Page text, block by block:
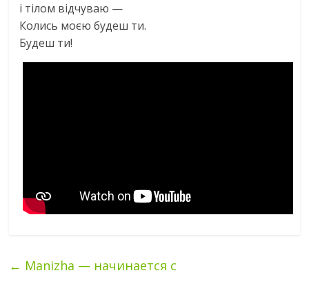
i тiлом вiдчуваю —
Колись моєю будеш ти.
Будеш ти!
← Manizha — начинается с